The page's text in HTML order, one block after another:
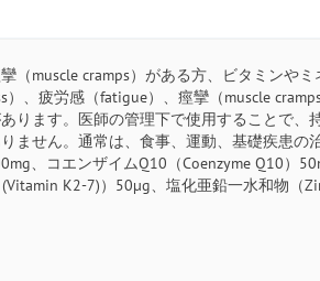
（muscle cramps）がある方、ビタミンや
、疲労感（fatigue）、痙攣（muscle
ります。医師の管理下で使用することで、
ません。通常は、食事、運動、基礎疾患
、コエンザイムQ10（Coenzyme Q10）
K2‑7)）50μg、塩化亜鉛一水和物（